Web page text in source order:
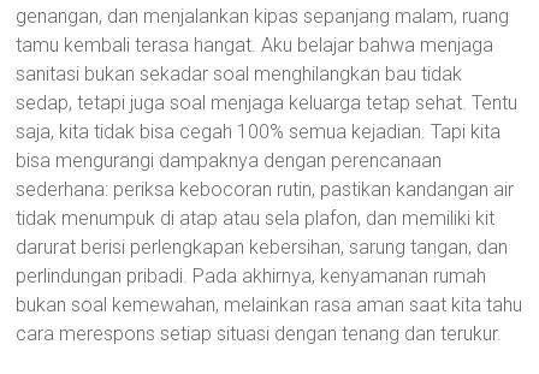
genangan, dan menjalankan kipas sepanjang malam, ruang
tamu kembali terasa hangat. Aku belajar bahwa menjaga
sanitasi bukan sekadar soal menghilangkan bau tidak
sedap, tetapi juga soal menjaga keluarga tetap sehat. Tentu
saja, kita tidak bisa cegah 100% semua kejadian. Tapi kita
bisa mengurangi dampaknya dengan perencanaan
sederhana: periksa kebocoran rutin, pastikan kandangan air
tidak menumpuk di atap atau sela plafon, dan memiliki kit
darurat berisi perlengkapan kebersihan, sarung tangan, dan
perlindungan pribadi. Pada akhirnya, kenyamanan rumah
bukan soal kemewahan, melainkan rasa aman saat kita tahu
cara merespons setiap situasi dengan tenang dan terukur.